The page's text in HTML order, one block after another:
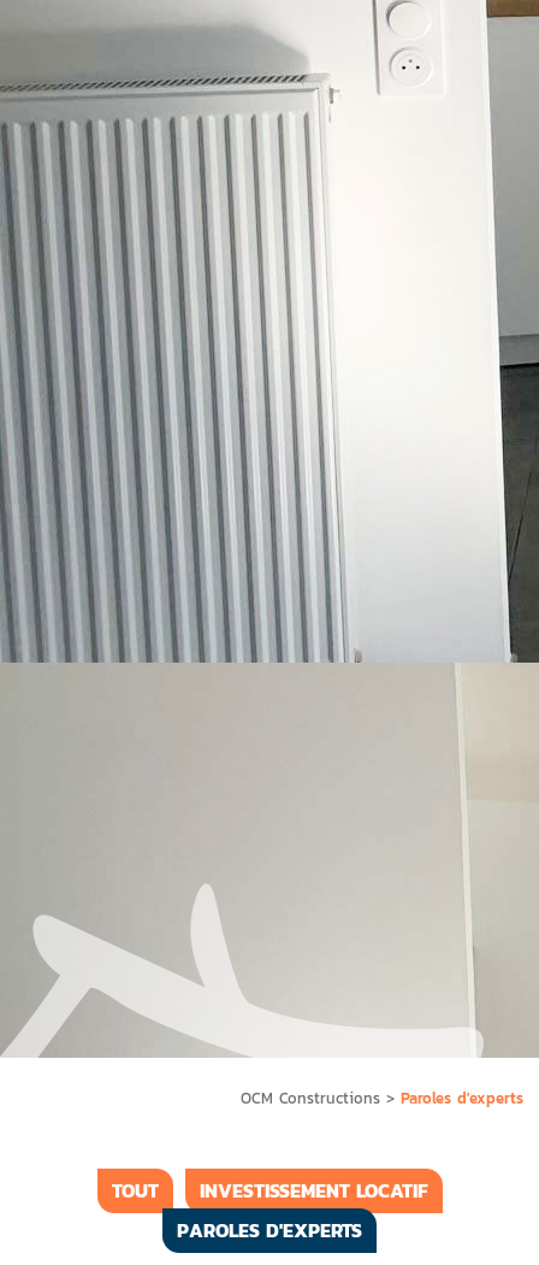
OCM Constructions> Paroles d'experts
TOUT
INVESTISSEMENT LOCATIF
PAROLES D'EXPERTS